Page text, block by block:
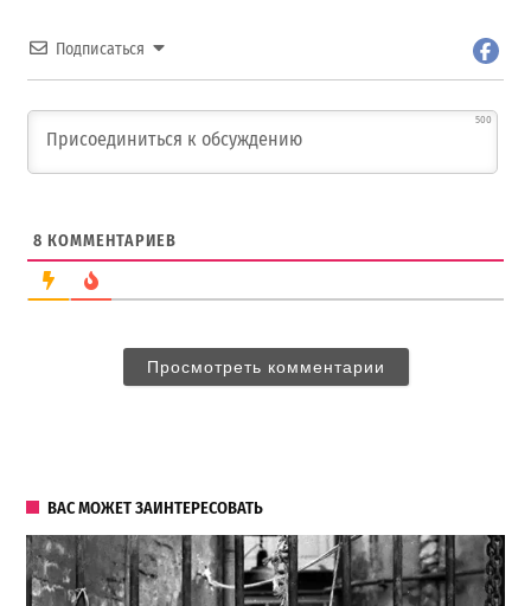
Подписаться
500
8 КОММЕНТАРИЕВ
Просмотреть комментарии
ВАС МОЖЕТ ЗАИНТЕРЕСОВАТЬ